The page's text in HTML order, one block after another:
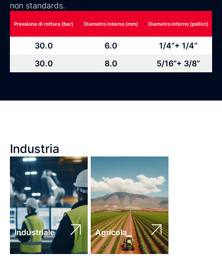
non standards.
Pressione di rottura (bar) Diametro interno (mm) Diametro interno (pollici)
30.0 6.0
1/4”+ 1/4”
30.0
8.0 5/16”+ 3/8”
Industria
Industriale Agricola